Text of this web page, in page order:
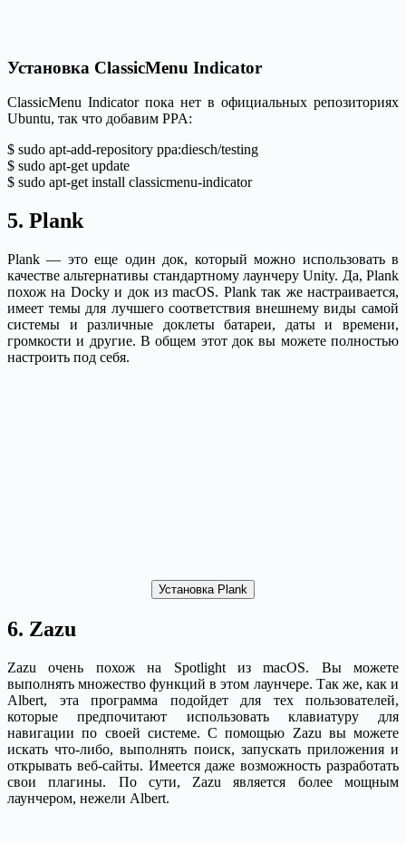
Установка ClassicMenu Indicator
ClassicMenu Indicator пока нет в официальных репозиториях
Ubuntu, так что добавим PPA:
$ sudo apt-add-repository ppa:diesch/testing
$ sudo apt-get update
$ sudo apt-get install classicmenu-indicator
5. Plank
Plank — это еще один док, который можно использовать в
качестве альтернативы стандартному лаунчеру Unity. Да, Plank
похож на Docky и док из macOS. Plank так же настраивается,
имеет темы для лучшего соответствия внешнему виды самой
системы и различные доклеты батареи, даты и времени,
громкости и другие. В общем этот док вы можете полностью
настроить под себя.
Установка Plank
6. Zazu
Zazu очень похож на Spotlight из macOS. Вы можете
выполнять множество функций в этом лаунчере. Так же, как и
Albert, эта программа подойдет для тех пользователей,
которые предпочитают использовать клавиатуру для
навигации по своей системе. С помощью Zazu вы можете
искать что-либо, выполнять поиск, запускать приложения и
открывать веб-сайты. Имеется даже возможность разработать
свои плагины. По сути, Zazu является более мощным
лаунчером, нежели Albert.